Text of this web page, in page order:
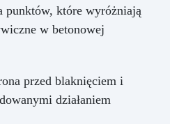
punktów, które wyróżniają
w betonowej
przed blaknięciem i
działaniem